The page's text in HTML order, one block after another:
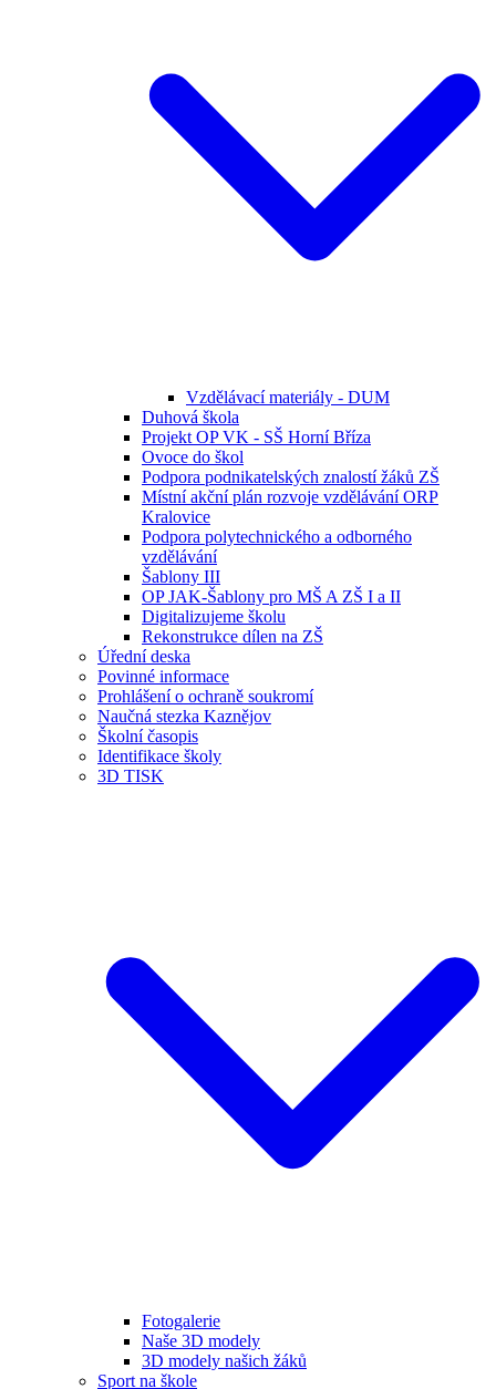
Vzdělávací materiály - DUM
Duhová škola
Projekt OP VK - SŠ Horní Bříza
Ovoce do škol
Podpora podnikatelských znalostí žáků ZŠ
Místní akční plán rozvoje vzdělávání ORP
Kralovice
Podpora polytechnického a odborného
vzdělávání
Šablony III
OP JAK-Šablony pro MŠ A ZŠ I a II
Digitalizujeme školu
Rekonstrukce dílen na ZŠ
Úřední deska
Povinné informace
Prohlášení o ochraně soukromí
Naučná stezka Kaznějov
Školní časopis
Identifikace školy
3D TISK
Fotogalerie
Naše 3D modely
3D modely našich žáků
Sport na škole